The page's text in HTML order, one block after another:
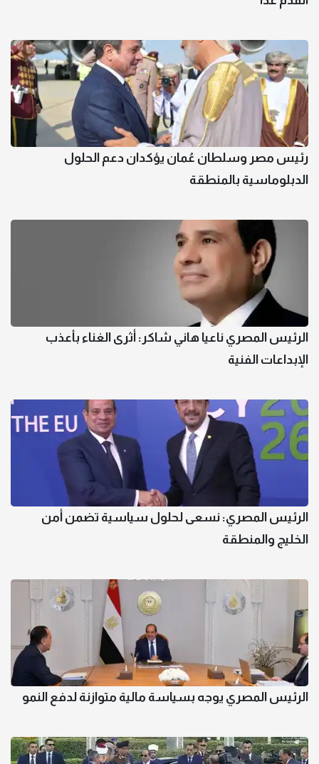
رئيس مصر وسلطان عُمان يؤكدان دعم الحلول
الدبلوماسية بالمنطقة
الرئيس المصري ناعيا هاني شاكر: أثرى الغناء بأعذب
الإبداعات الفنية
الرئيس المصري: نسعى لحلول سياسية تضمن أمن
الخليج والمنطقة
الرئيس المصري يوجه بسياسة مالية متوازنة لدفع النمو